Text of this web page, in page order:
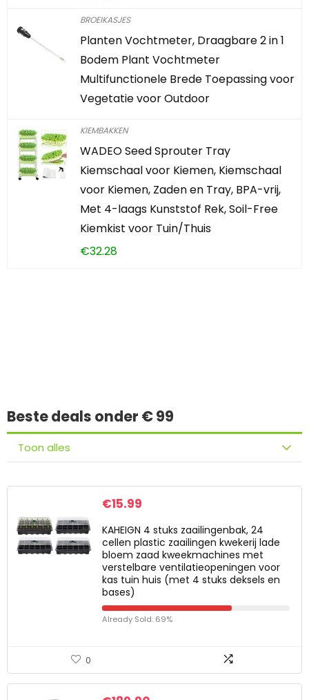
BROEIKASJES
Planten Vochtmeter, Draagbare 2 in 1
Bodem Plant Vochtmeter
Multifunctionele Brede Toepassing voor
Vegetatie voor Outdoor
KIEMBAKKEN
WADEO Seed Sprouter Tray
Kiemschaal voor Kiemen, Kiemschaal
voor Kiemen, Zaden en Tray, BPA-vrij,
Met 4-laags Kunststof Rek, Soil-Free
Kiemkist voor Tuin/Thuis
€32.28
Beste deals onder € 99
Toon alles
€15.99
KAHEIGN 4 stuks zaailingenbak, 24
cellen plastic zaailingen kwekerij lade
bloem zaad kweekmachines met
verstelbare ventilatieopeningen voor
kas tuin huis (met 4 stuks deksels en
bases)
Already Sold: 69%
0